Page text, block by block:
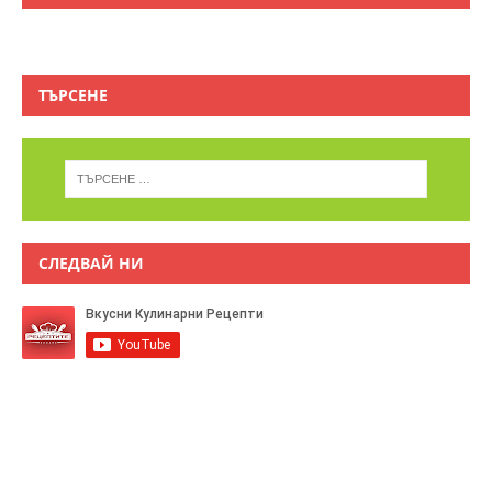
ТЪРСЕНЕ
СЛЕДВАЙ НИ